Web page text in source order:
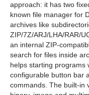
approach: it has two
known file manager for
archives like
ZIP/7Z/ARJ/LHA/RAR/
an internal ZIP-
search for files inside
helps starting programs
configurable button bar
commands. The built-in